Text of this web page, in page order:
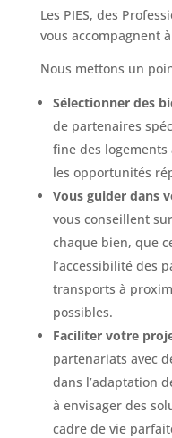
Les PIES, des
vous accompagnent
Nous mettons un
Sélectionner des
de partenaires
fine des
les opportunités
Vous guider dans
vous conseillent
chaque bien, que
l’accessibilité des
transports à
possibles.
Faciliter votre
partenariats avec
dans l’adaptation
à envisager des
cadre de vie